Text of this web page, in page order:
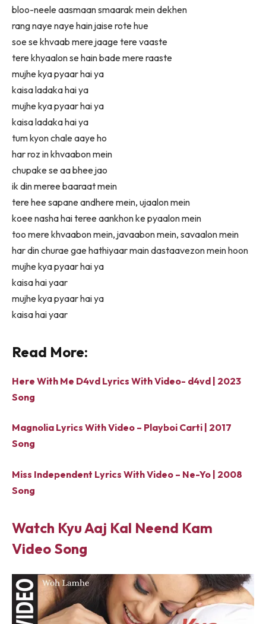
bloo-neele aasmaan smaarak mein dekhen
rang naye naye hain jaise rote hue
soe se khvaab mere jaage tere vaaste
tere khyaalon se hain bade mere raaste
mujhe kya pyaar hai ya
kaisa ladaka hai ya
mujhe kya pyaar hai ya
kaisa ladaka hai ya
tum kyon chale aaye ho
har roz in khvaabon mein
chupake se aa bhee jao
ik din meree baaraat mein
tere hee sapane andhere mein, ujaalon mein
koee nasha hai teree aankhon ke pyaalon mein
too mere khvaabon mein, javaabon mein, savaalon mein
har din churae gae hathiyaar main dastaavezon mein hoon
mujhe kya pyaar hai ya
kaisa hai yaar
mujhe kya pyaar hai ya
kaisa hai yaar
Read More:
Here With Me D4vd Lyrics With Video- d4vd | 2023
Song
Magnolia Lyrics With Video – Playboi Carti | 2017
Song
Miss Independent Lyrics With Video – Ne-Yo | 2008
Song
Watch Kyu Aaj Kal Neend Kam
Video Song